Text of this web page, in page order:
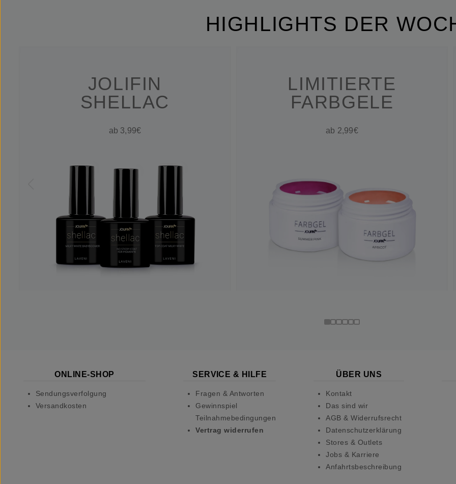
HIGHLIGHTS DER
JOLIFIN
SHELLAC
ab 3,99€
LIMITIERTE
FARBGELE
ab 2,99€
ONLINE-SHOP
Sendungsverfolgung
Versandkosten
SERVICE & HILFE
Fragen & Antworten
Gewinnspiel
Teilnahmebedingungen
Vertrag widerrufen
ÜBER UNS
Kontakt
Das sind wir
AGB & Widerrufsrecht
Datenschutzerklärung
Stores & Outlets
Jobs & Karriere
Anfahrtsbeschreibung